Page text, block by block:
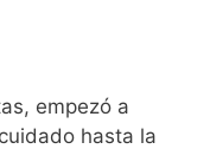
empezó a
hasta la